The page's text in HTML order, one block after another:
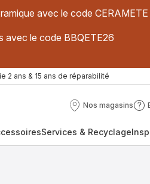
avec le code CERAMETE
avec le code BBQETE26
2 ans & 15 ans de réparabilité
Nos magasins
Nos
?
Services & Recyclage